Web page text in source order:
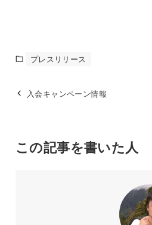
プレスリリース
入会キャンペーン情報
この記事を書いた人